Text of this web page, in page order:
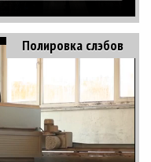
Полировка слэбов